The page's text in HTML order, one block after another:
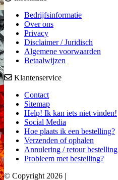
Bedrijfsinformatie
Over ons
Privacy
Disclaimer / Juridisch
Algemene voorwaarden
Betaalwijzen
Klantenservice
Contact
Sitemap
Help! Ik kan iets niet vinden!
Social Media
Hoe plaats ik een bestelling?
Verzenden of ophalen
Annulering / retour bestelling
Probleem met bestelling?
© Copyright 2026 |